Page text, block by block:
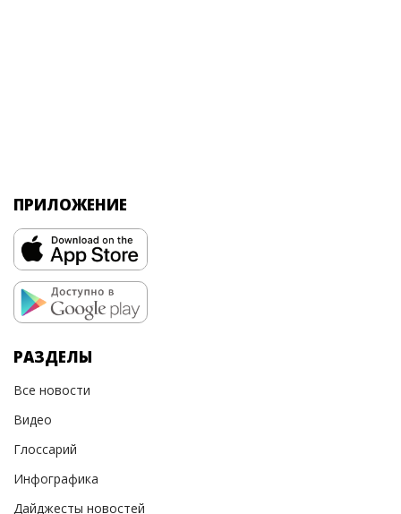
ПРИЛОЖЕНИЕ
РАЗДЕЛЫ
Все новости
Видео
Глоссарий
Инфографика
Дайджесты новостей